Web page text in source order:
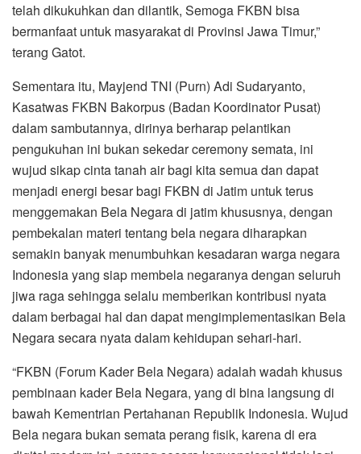
telah dikukuhkan dan dilantik, Semoga FKBN bisa
bermanfaat untuk masyarakat di Provinsi Jawa Timur,”
terang Gatot.
Sementara itu, Mayjend TNI (Purn) Adi Sudaryanto,
Kasatwas FKBN Bakorpus (Badan Koordinator Pusat)
dalam sambutannya, dirinya berharap pelantikan
pengukuhan ini bukan sekedar ceremony semata, ini
wujud sikap cinta tanah air bagi kita semua dan dapat
menjadi energi besar bagi FKBN di Jatim untuk terus
menggemakan Bela Negara di jatim khususnya, dengan
pembekalan materi tentang bela negara diharapkan
semakin banyak menumbuhkan kesadaran warga negara
Indonesia yang siap membela negaranya dengan seluruh
jiwa raga sehingga selalu memberikan kontribusi nyata
dalam berbagai hal dan dapat mengimplementasikan Bela
Negara secara nyata dalam kehidupan sehari-hari.
“FKBN (Forum Kader Bela Negara) adalah wadah khusus
pembinaan kader Bela Negara, yang di bina langsung di
bawah Kementrian Pertahanan Republik Indonesia. Wujud
Bela negara bukan semata perang fisik, karena di era